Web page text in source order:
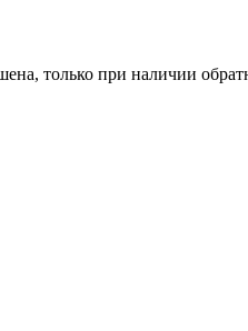
только при наличии